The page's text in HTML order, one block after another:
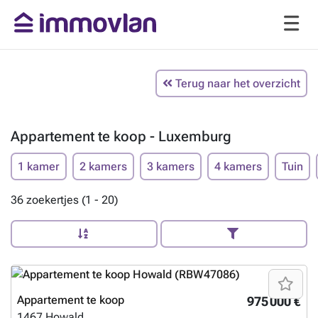
Terug naar het overzicht
Appartement te koop - Luxemburg
1 kamer 2 kamers 3 kamers 4 kamers Tuin
36 zoekertjes (1 - 20)
975 000 €
Appartement te koop